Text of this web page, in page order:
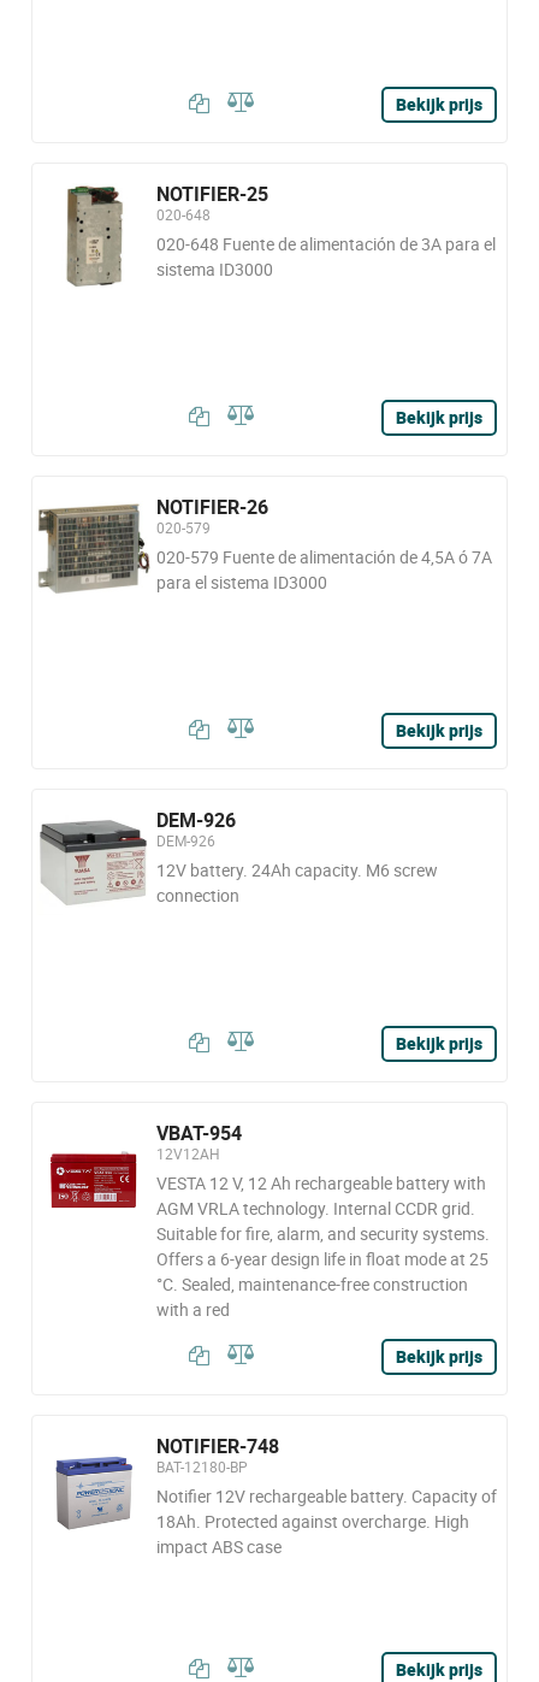
Bekijk prijs
NOTIFIER-25
020-648
020-648 Fuente de alimentación de 3A para el
sistema ID3000
Bekijk prijs
NOTIFIER-26
020-579
020-579 Fuente de alimentación de 4,5A ó 7A
para el sistema ID3000
Bekijk prijs
DEM-926
DEM-926
12V battery. 24Ah capacity. M6 screw
connection
Bekijk prijs
VBAT-954
12V12AH
VESTA 12 V, 12 Ah rechargeable battery with
AGM VRLA technology. Internal CCDR grid.
Suitable for fire, alarm, and security systems.
Offers a 6-year design life in float mode at 25
°C. Sealed, maintenance-free construction
with a red
Bekijk prijs
NOTIFIER-748
BAT-12180-BP
Notifier 12V rechargeable battery. Capacity of
18Ah. Protected against overcharge. High
impact ABS case
Bekijk prijs